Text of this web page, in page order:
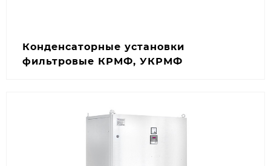
Конденсаторные установки
фильтровые КРМФ, УКРМФ